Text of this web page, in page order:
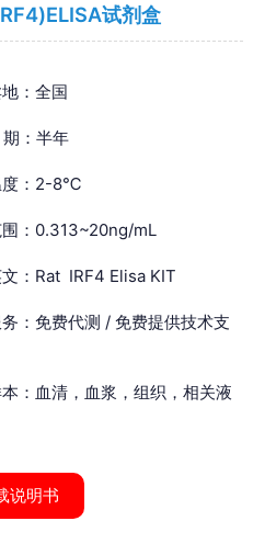
试剂盒
：全国
：半年
度：2-8℃
：0.313~20ng/mL
：Rat IRF4 Elisa KIT
：免费代测 / 免费提供技术支
：血清，血浆，组织，相关液
说明书